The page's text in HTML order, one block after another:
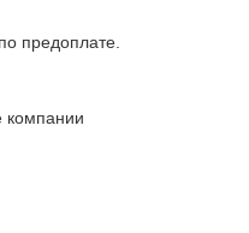
предоплате.
компании